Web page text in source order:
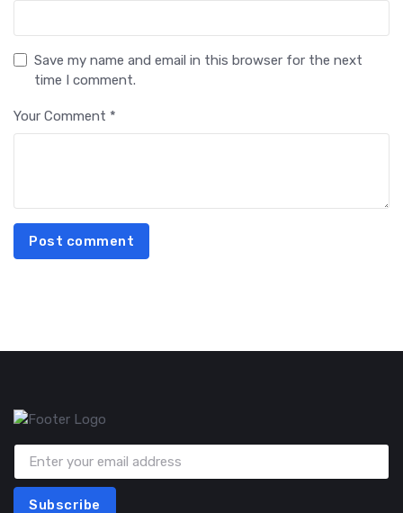
Save my name and email in this browser for the next
time I comment.
Your Comment *
Post comment
Subscribe